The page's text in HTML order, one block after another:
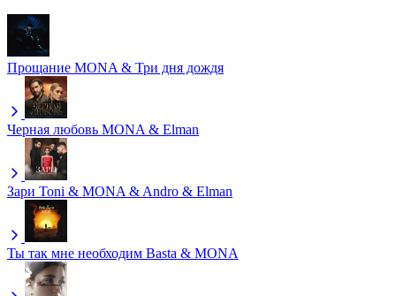
Прощание MONA & Три дня дождя
Черная любовь MONA & Elman
Зари Toni & MONA & Andro & Elman
Ты так мне необходим Basta & MONA